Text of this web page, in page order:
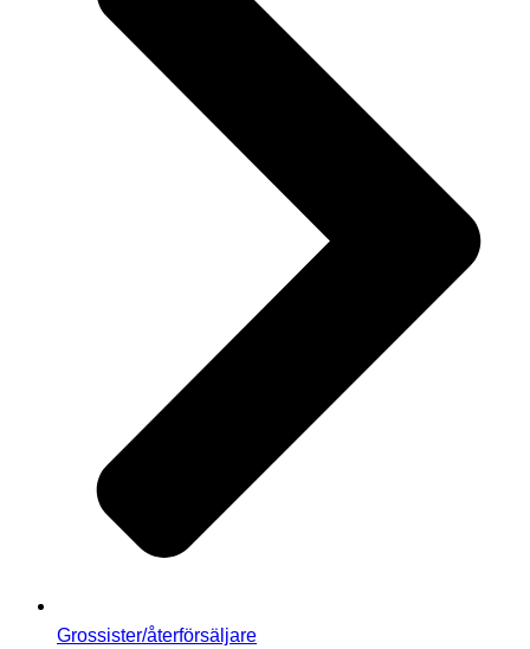
Grossister/återförsäljare